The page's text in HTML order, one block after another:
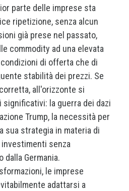
parte delle imprese sta
ripetizione, senza alcun
già prese nel passato,
commodity ad una elevata
di offerta che di
stabilità dei prezzi. Se
all'orizzonte si
significativi: la guerra dei dazi
Trump, la necessità per
sua strategia in materia di
senza
Germania.
le imprese
adattarsi a